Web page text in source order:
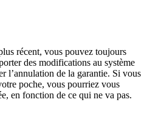
récent, vous pouvez toujours
des modifications au système
l’annulation de la garantie. Si vous
poche, vous pourriez vous
en fonction de ce qui ne va pas.